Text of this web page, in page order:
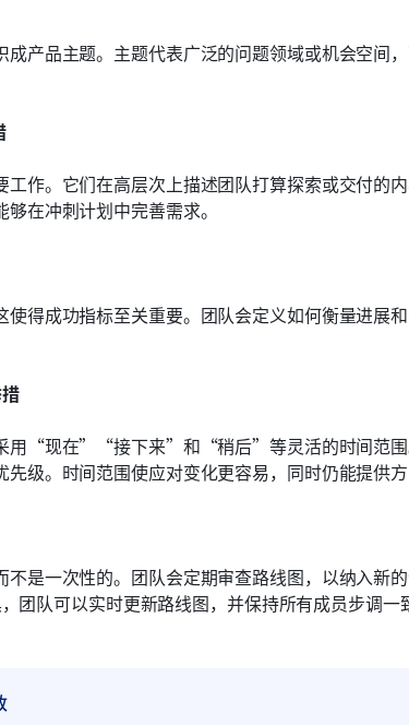
产品主题。主题代表广泛的问题领域或机会空间
作。它们在高层次上描述团队打算探索或交付的
在冲刺计划中完善需求。
得成功指标至关重要。团队会定义如何衡量进展
用“现在”“接下来”和“稍后”等灵活的时间范围
级。时间范围使应对变化更容易，同时仍能提供方
是一次性的。团队会定期审查路线图，以纳入新
团队可以实时更新路线图，并保持所有成员步调一